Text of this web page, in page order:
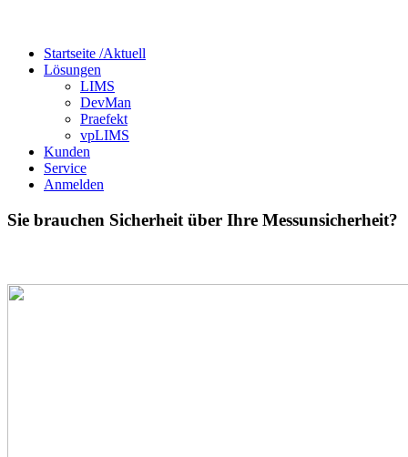
Startseite /Aktuell
Lösungen
LIMS
DevMan
Praefekt
vpLIMS
Kunden
Service
Anmelden
Sie brauchen Sicherheit über Ihre Messunsicherheit?